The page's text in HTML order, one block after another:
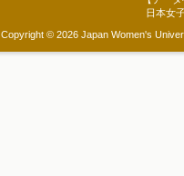
日本女
Copyright © 2026 Japan Women's